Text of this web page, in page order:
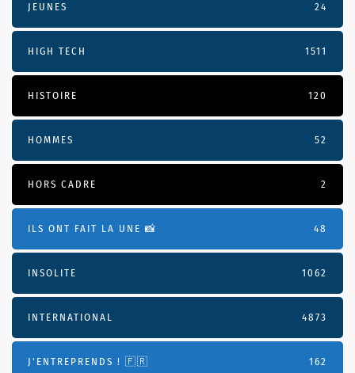
JEUNES
24
HIGH TECH 1511
HISTOIRE 120
HOMMES 52
HORS CADRE 2
ILS ONT FAIT LA UNE 📸 48
INSOLITE 1062
INTERNATIONAL 4873
J'ENTREPRENDS ! 🇫🇷 162